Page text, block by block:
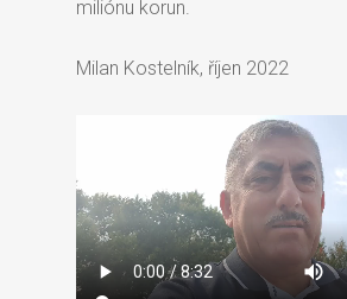
miliónu korun.
Milan Kostelník, říjen 2022